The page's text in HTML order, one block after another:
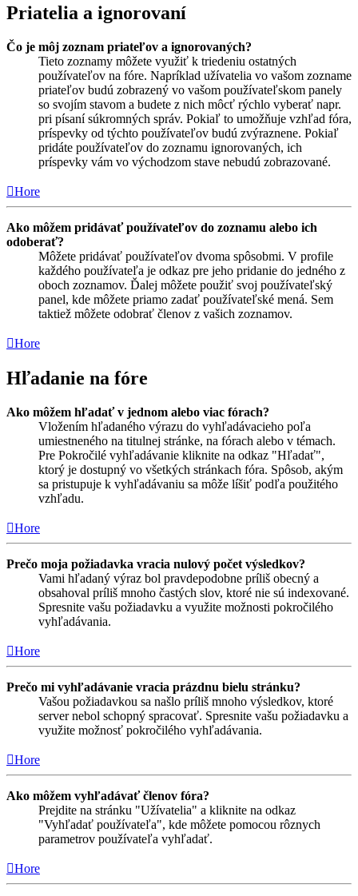
Priatelia a ignorovaní
Čo je môj zoznam priateľov a ignorovaných?
Tieto zoznamy môžete využiť k triedeniu ostatných
používateľov na fóre. Napríklad užívatelia vo vašom zozname
priateľov budú zobrazený vo vašom používateľskom panely
so svojím stavom a budete z nich môcť rýchlo vyberať napr.
pri písaní súkromných správ. Pokiaľ to umožňuje vzhľad fóra,
príspevky od týchto používateľov budú zvýraznene. Pokiaľ
pridáte používateľov do zoznamu ignorovaných, ich
príspevky vám vo východzom stave nebudú zobrazované.
Hore
Ako môžem pridávať používateľov do zoznamu alebo ich
odoberať?
Môžete pridávať používateľov dvoma spôsobmi. V profile
každého používateľa je odkaz pre jeho pridanie do jedného z
oboch zoznamov. Ďalej môžete použiť svoj používateľský
panel, kde môžete priamo zadať používateľské mená. Sem
taktiež môžete odobrať členov z vašich zoznamov.
Hore
Hľadanie na fóre
Ako môžem hľadať v jednom alebo viac fórach?
Vložením hľadaného výrazu do vyhľadávacieho poľa
umiestneného na titulnej stránke, na fórach alebo v témach.
Pre Pokročilé vyhľadávanie kliknite na odkaz "Hľadať",
ktorý je dostupný vo všetkých stránkach fóra. Spôsob, akým
sa pristupuje k vyhľadávaniu sa môže líšiť podľa použitého
vzhľadu.
Hore
Prečo moja požiadavka vracia nulový počet výsledkov?
Vami hľadaný výraz bol pravdepodobne príliš obecný a
obsahoval príliš mnoho častých slov, ktoré nie sú indexované.
Spresnite vašu požiadavku a využite možnosti pokročilého
vyhľadávania.
Hore
Prečo mi vyhľadávanie vracia prázdnu bielu stránku?
Vašou požiadavkou sa našlo príliš mnoho výsledkov, ktoré
server nebol schopný spracovať. Spresnite vašu požiadavku a
využite možnosť pokročilého vyhľadávania.
Hore
Ako môžem vyhľadávať členov fóra?
Prejdite na stránku "Užívatelia" a kliknite na odkaz
"Vyhľadať používateľa", kde môžete pomocou rôznych
parametrov používateľa vyhľadať.
Hore